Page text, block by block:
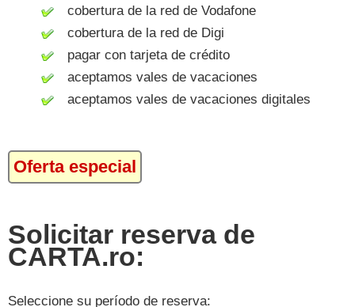
cobertura de la red de Vodafone
cobertura de la red de Digi
pagar con tarjeta de crédito
aceptamos vales de vacaciones
aceptamos vales de vacaciones digitales
Oferta especial
Solicitar reserva de
CARTA.ro:
Seleccione su período de reserva: